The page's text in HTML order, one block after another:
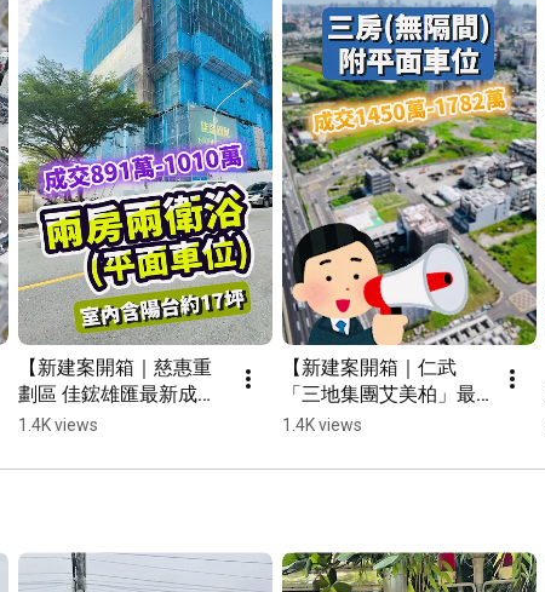
【新建案開箱｜慈惠重
劃區 佳鋐雄匯最新成交
行情】#小武線上賞屋 #
隊 #佳鋐建設 #仁武  #
1.4K views
【新建案開箱｜仁武
「三地集團艾美柏」最
新成交行情！！ 】#小
區 #數位房仲團隊 #三地
1.4K views